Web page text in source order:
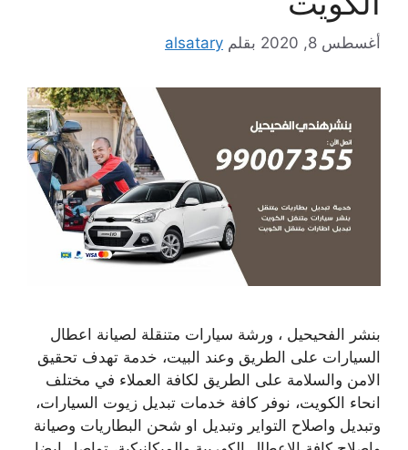
أغسطس 8, 2020 بقلم alsatary
بنشر الفحيحيل ، ورشة سيارات متنقلة لصيانة اعطال
السيارات على الطريق وعند البيت، خدمة تهدف تحقيق
الامن والسلامة على الطريق لكافة العملاء في مختلف
انحاء الكويت، نوفر كافة خدمات تبديل زيوت السيارات،
وتبديل واصلاح التواير وتبديل او شحن البطاريات وصيانة